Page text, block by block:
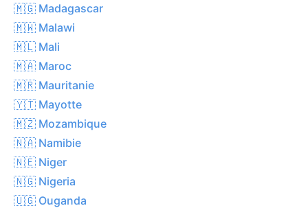
🇲🇬 Madagascar
🇲🇼 Malawi
🇲🇱 Mali
🇲🇦 Maroc
🇲🇷 Mauritanie
🇾🇹 Mayotte
🇲🇿 Mozambique
🇳🇦 Namibie
🇳🇪 Niger
🇳🇬 Nigeria
🇺🇬 Ouganda